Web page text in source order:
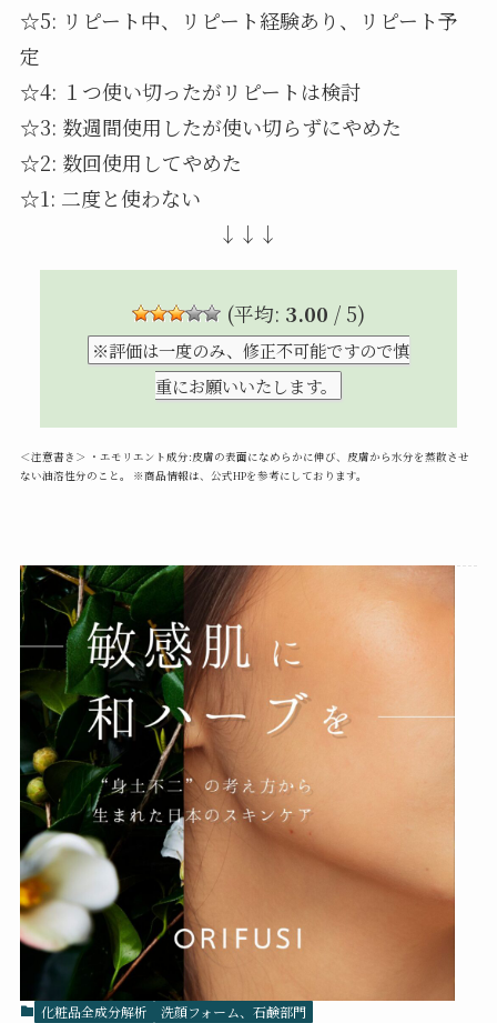
☆5: リピート中、リピート経験あり、リピート予
定
☆4: １つ使い切ったがリピートは検討
☆3: 数週間使用したが使い切らずにやめた
☆2: 数回使用してやめた
☆1: 二度と使わない
↓↓↓
(平均: 3.00 / 5)
※評価は一度のみ、修正不可能ですので慎
重にお願いいたします。
＜注意書き＞ ・エモリエント成分:皮膚の表面になめらかに伸び、皮膚から水分を蒸散させ
ない油溶性分のこと。 ※商品情報は、公式HPを参考にしております。
化粧品全成分解析
洗顔フォーム、石鹸部門